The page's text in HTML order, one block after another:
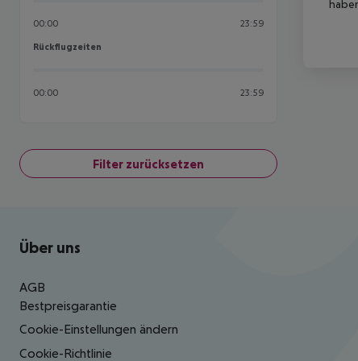
00:00 23:59
Rückflugzeiten
Rückflugzeiten
00:00 23:59
Filter zurücksetzen
Footer navigation
Über uns
AGB
Bestpreisgarantie
Cookie-Einstellungen ändern
Cookie-Richtlinie